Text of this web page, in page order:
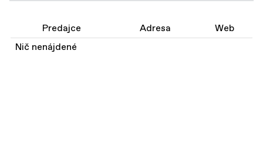
Predajce Adresa
Web
Nič nenájdené